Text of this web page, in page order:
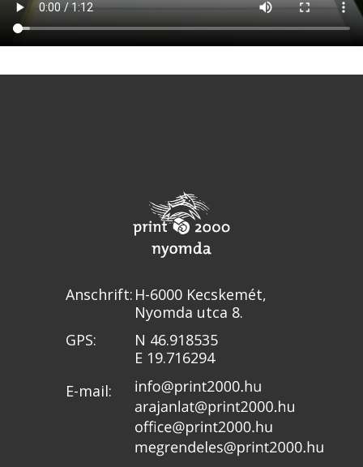
Anschrift: H-6000 Kecskemét,
Nyomda utca 8.
GPS:
N 46.918535
E 19.716294
E-mail: